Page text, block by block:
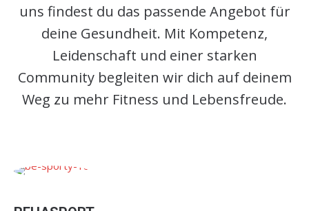
uns findest du das passende Angebot für
deine Gesundheit. Mit Kompetenz,
Leidenschaft und einer starken
Community begleiten wir dich auf deinem
Weg zu mehr Fitness und Lebensfreude.